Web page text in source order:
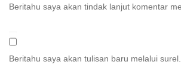
Beritahu saya akan tindak lanjut komentar
Beritahu saya akan tulisan baru melalui surel.